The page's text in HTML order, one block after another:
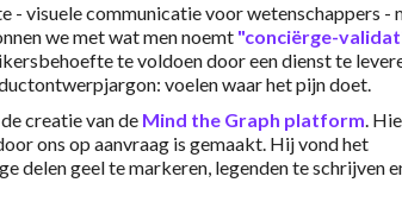
visuele communicatie voor wetenschappers -
we met wat men noemt "conciërge-
te voldoen door een dienst te
voelen waar het pijn doet.
creatie van de Mind the Graph platform.
ons op aanvraag is gemaakt. Hij vond het
delen geel te markeren, legenden te schrijven